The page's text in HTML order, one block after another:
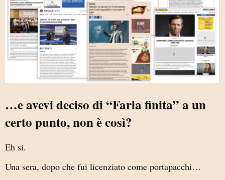
…e avevi deciso di “Farla finita” a un
certo punto, non è così?
Eh si.
Una sera, dopo che fui licenziato come portapacchi…